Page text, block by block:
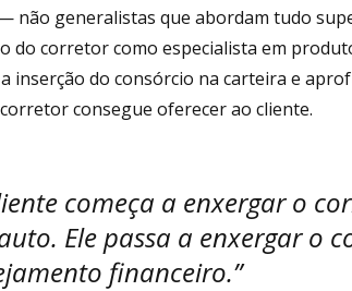
não generalistas que abordam tudo
do corretor como especialista em
inserção do consórcio na carteira e
consegue oferecer ao cliente.
começa a enxergar o
Ele passa a enxergar o
financeiro.”